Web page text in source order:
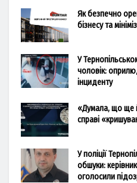
Як безпечно
бізнесу та
У
чоловік:
інциденту
«Думала, що ще
справі
У поліції
обшуки:
оголосили